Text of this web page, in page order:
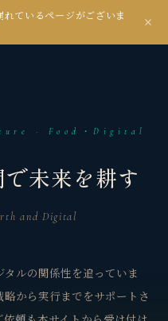
ているページがございま
· Food・Digital
未来を耕す
and Digital
ルの関係性を追っていま
から実行までをサポートさ